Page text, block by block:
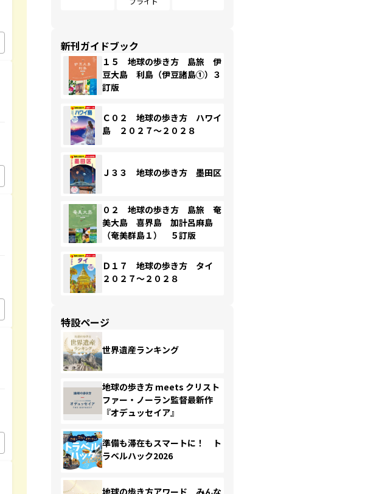
新刊ガイドブック
１５ 地球の歩き方 島旅 伊
豆大島 利島（伊豆諸島①）３
訂版
Ｃ０２ 地球の歩き方 ハワイ
島 ２０２７～２０２８
Ｊ３３ 地球の歩き方 墨田区
０２ 地球の歩き方 島旅 奄
美大島 喜界島 加計呂麻島
（奄美群島１） ５訂版
Ｄ１７ 地球の歩き方 タイ
２０２７～２０２８
特設ページ
世界遺産ランキング
地球の歩き方 meets クリスト
ファー・ノーラン監督最新作
『オデュッセイア』
準備も滞在もスマートに！ ト
ラベルハック2026
地球の歩き方アワード みんな